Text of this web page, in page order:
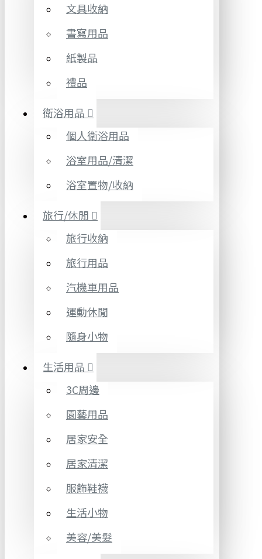
文具收納
書寫用品
紙製品
禮品
衛浴用品
個人衛浴用品
浴室用品/清潔
浴室置物/收納
旅行/休閒
旅行收納
旅行用品
汽機車用品
運動休閒
隨身小物
生活用品
3C周邊
園藝用品
居家安全
居家清潔
服飾鞋襪
生活小物
美容/美髮